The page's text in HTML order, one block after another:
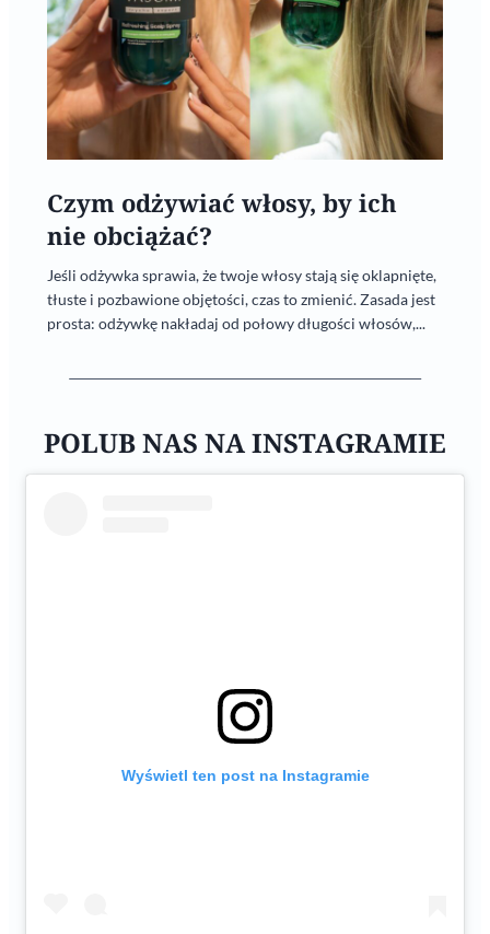
Czym odżywiać włosy, by ich
nie obciążać?
Jeśli odżywka sprawia, że twoje włosy stają się oklapnięte,
tłuste i pozbawione objętości, czas to zmienić. Zasada jest
prosta: odżywkę nakładaj od połowy długości włosów,...
POLUB NAS NA INSTAGRAMIE
Wyświetl ten post na Instagramie